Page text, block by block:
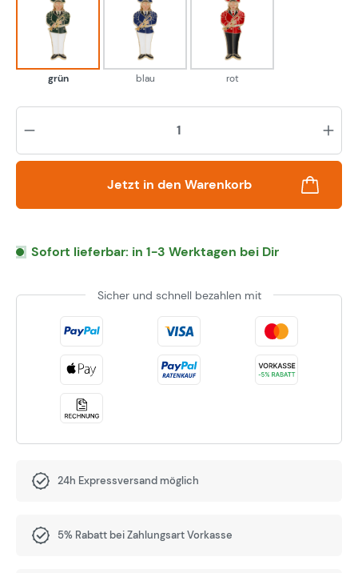
grün
grün
blau
blau
rot
rot
Jetzt in den Warenkorb
Sofort lieferbar: in 1-3 Werktagen bei Dir
Sicher und schnell bezahlen mit
24h Expressversand möglich
5% Rabatt bei Zahlungsart Vorkasse